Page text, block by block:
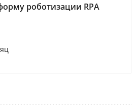
роботизации RPA